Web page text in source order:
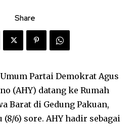
Share
Partai Demokrat Agus
(AHY) datang ke Rumah
Barat di Gedung Pakuan,
(8/6) sore. AHY hadir sebagai